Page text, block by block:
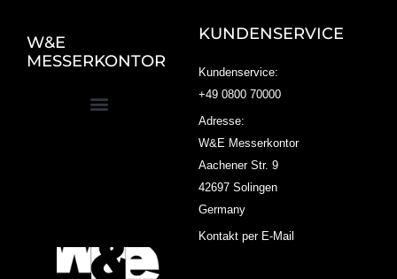
W&E
MESSERKONTOR
KUNDENSERVICE
Kundenservice:
+49 0800 70000
Adresse:
W&E Messerkontor
Aachener Str. 9
42697 Solingen
Germany
Kontakt per E-Mail